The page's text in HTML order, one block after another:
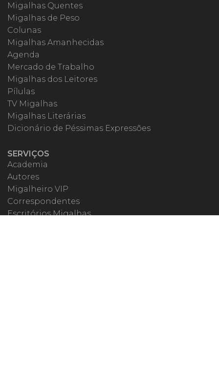
Migalhas Quentes
Migalhas de Peso
Colunas
Migalhas Amanhecidas
Agenda
Mercado de Trabalho
Migalhas dos Leitores
Pílulas
TV Migalhas
Migalhas Literárias
Dicionário de Péssimas Expressões
SERVIÇOS
Academia
Autores
Migalheiro VIP
Correspondentes
Escritórios Migalhas